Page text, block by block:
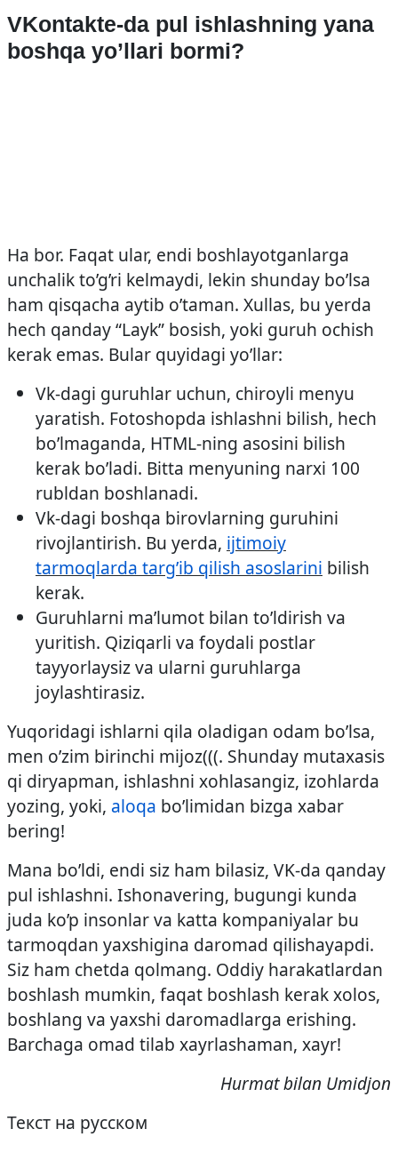
VKontakte-da pul ishlashning yana
boshqa yo’llari bormi?
Ha bor. Faqat ular, endi boshlayotganlarga
unchalik to’g’ri kelmaydi, lekin shunday bo’lsa
ham qisqacha aytib o’taman. Xullas, bu yerda
hech qanday “Layk” bosish, yoki guruh ochish
kerak emas. Bular quyidagi yo’llar:
Vk-dagi guruhlar uchun, chiroyli menyu
yaratish. Fotoshopda ishlashni bilish, hech
bo’lmaganda, HTML-ning asosini bilish
kerak bo’ladi. Bitta menyuning narxi 100
rubldan boshlanadi.
Vk-dagi boshqa birovlarning guruhini
rivojlantirish. Bu yerda, ijtimoiy
tarmoqlarda targ’ib qilish asoslarini bilish
kerak.
Guruhlarni ma’lumot bilan to’ldirish va
yuritish. Qiziqarli va foydali postlar
tayyorlaysiz va ularni guruhlarga
joylashtirasiz.
Yuqoridagi ishlarni qila oladigan odam bo’lsa,
men o’zim birinchi mijoz(((. Shunday mutaxasis
qi diryapman, ishlashni xohlasangiz, izohlarda
yozing, yoki, aloqa bo’limidan bizga xabar
bering!
Mana bo’ldi, endi siz ham bilasiz, VK-da qanday
pul ishlashni. Ishonavering, bugungi kunda
juda ko’p insonlar va katta kompaniyalar bu
tarmoqdan yaxshigina daromad qilishayapdi.
Siz ham chetda qolmang. Oddiy harakatlardan
boshlash mumkin, faqat boshlash kerak xolos,
boshlang va yaxshi daromadlarga erishing.
Barchaga omad tilab xayrlashaman, xayr!
Hurmat bilan Umidjon
Текст на русском